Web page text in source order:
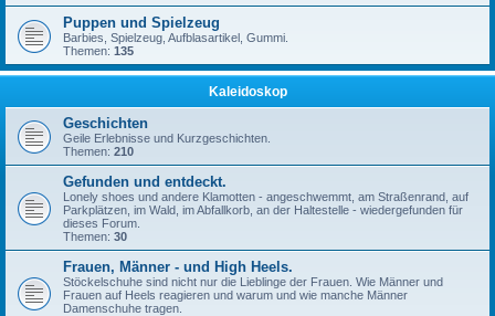
Puppen und Spielzeug
Barbies, Spielzeug, Aufblasartikel, Gummi.
Themen: 135
Kaleidoskop
Geschichten
Geile Erlebnisse und Kurzgeschichten.
Themen: 210
Gefunden und entdeckt.
Lonely shoes und andere Klamotten - angeschwemmt, am Straßenrand, auf
Parkplätzen, im Wald, im Abfallkorb, an der Haltestelle - wiedergefunden für
dieses Forum.
Themen: 30
Frauen, Männer - und High Heels.
Stöckelschuhe sind nicht nur die Lieblinge der Frauen. Wie Männer und
Frauen auf Heels reagieren und warum und wie manche Männer
Damenschuhe tragen.